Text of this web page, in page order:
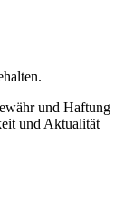
und Haftung
und Aktualität